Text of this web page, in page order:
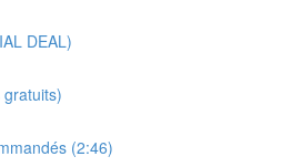
DEAL)
(2:46)